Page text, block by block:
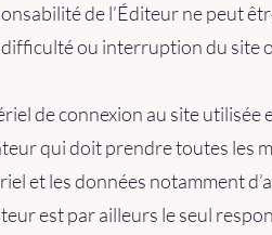
de l’Éditeur ne peut
ou interruption du site
de connexion au site utilisée
qui doit prendre toutes les
et les données notamment
est par ailleurs le seul